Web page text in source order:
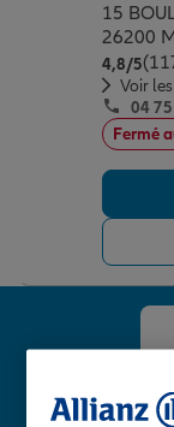
15
26200
4,8/5Note
Voir
04
Fermé